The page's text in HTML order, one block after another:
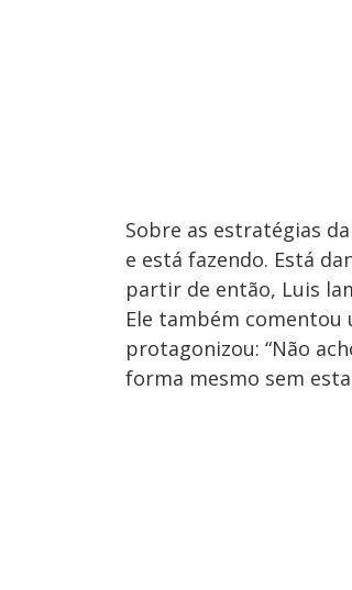
Sobre as estratégias
e está fazendo. Está
partir de então, Luis
Ele também
protagonizou: “Não
forma mesmo sem